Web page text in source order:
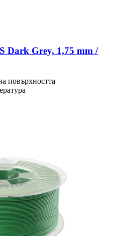
Dark Grey, 1,75 mm /
повърхността